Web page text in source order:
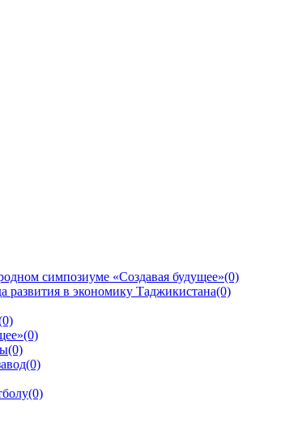
симпозиуме «Создавая будущее»(0)
в экономику Таджикистана(0)
(0)
(0)
(0)
(0)